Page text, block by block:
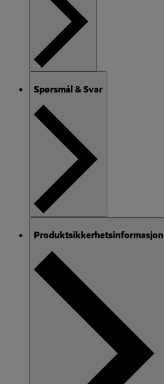
Spørsmål & Svar
Produktsikkerhetsinformasjon